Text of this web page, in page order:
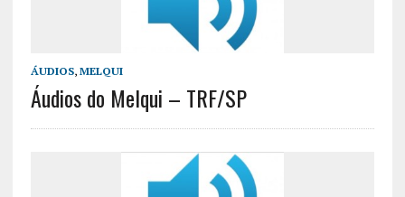
ÁUDIOS, MELQUI
Áudios do Melqui – TRF/SP